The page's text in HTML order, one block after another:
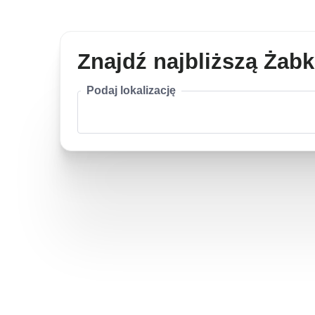
Znajdź najbliższą
Podaj lokalizację